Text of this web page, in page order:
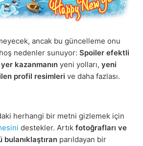
ancak bu güncelleme onu
nedenler sunuyor: Spoiler efektli
yer kazanmanın yeni yolları, yeni
profil resimleri ve daha fazlası.
herhangi bir metni gizlemek için
destekler. Artık fotoğrafları ve
bulanıklaştıran parıldayan bir